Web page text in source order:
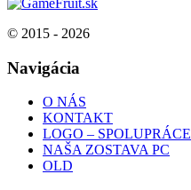
© 2015 - 2026
Navigácia
O NÁS
KONTAKT
LOGO – SPOLUPRÁCE
NAŠA ZOSTAVA PC
OLD